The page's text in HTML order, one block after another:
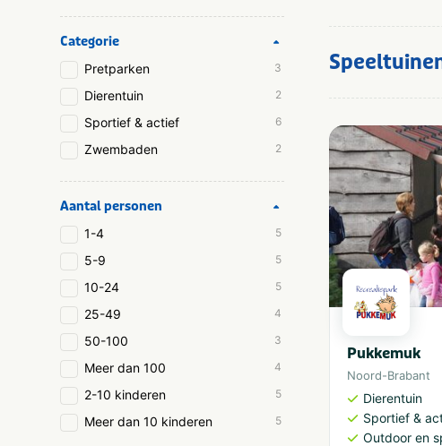
Categorie
Pretparken 3
Dierentuin 2
Sportief & actief 6
Zwembaden 2
Aantal personen
1-4 5
5-9 5
10-24 5
25-49 4
50-100 3
Meer dan 100 4
2-10 kinderen 5
Meer dan 10 kinderen 5
Pukkemuk
Noord-Brabant
Dierentuin
Sportief &
Outdoor en